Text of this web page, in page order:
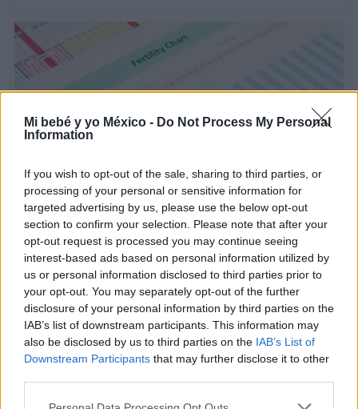
Mi bebé y yo México - Do Not Process My Personal
Information
If you wish to opt-out of the sale, sharing to third parties, or
processing of your personal or sensitive information for
targeted advertising by us, please use the below opt-out
section to confirm your selection. Please note that after your
opt-out request is processed you may continue seeing
interest-based ads based on personal information utilized by
us or personal information disclosed to third parties prior to
your opt-out. You may separately opt-out of the further
disclosure of your personal information by third parties on the
IAB’s list of downstream participants. This information may
also be disclosed by us to third parties on the IAB’s List of
Downstream Participants that may further disclose it to other
¿Cuáles son los síntomas de la ovulación?
LEER